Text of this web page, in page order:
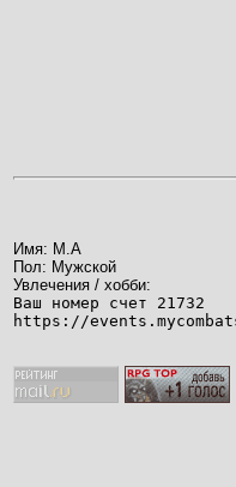
Имя: M.A
Пол: Мужской
Увлечения / хобби:
Ваш номер счет 21732
https://